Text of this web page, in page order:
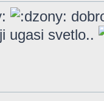
ugasi svetlo..